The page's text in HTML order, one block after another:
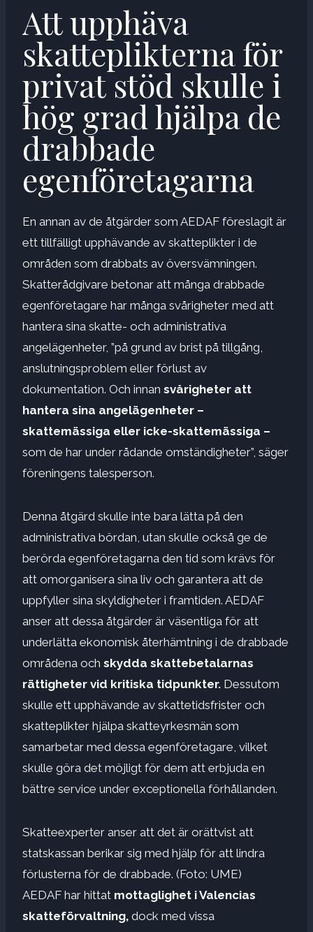
Att upphäva
skatteplikterna för
privat stöd skulle i
hög grad hjälpa de
drabbade
egenföretagarna
En annan av de åtgärder som AEDAF föreslagit är
ett tillfälligt upphävande av skatteplikter i de
områden som drabbats av översvämningen.
Skatterådgivare betonar att många drabbade
egenföretagare har många svårigheter med att
hantera sina skatte- och administrativa
angelägenheter, ”på grund av brist på tillgång,
anslutningsproblem eller förlust av
dokumentation. Och innan svårigheter att
hantera sina angelägenheter –
skattemässiga eller icke-skattemässiga –
som de har under rådande omständigheter”, säger
föreningens talesperson.
Denna åtgärd skulle inte bara lätta på den
administrativa bördan, utan skulle också ge de
berörda egenföretagarna den tid som krävs för
att omorganisera sina liv och garantera att de
uppfyller sina skyldigheter i framtiden. AEDAF
anser att dessa åtgärder är väsentliga för att
underlätta ekonomisk återhämtning i de drabbade
områdena och skydda skattebetalarnas
rättigheter vid kritiska tidpunkter. Dessutom
skulle ett upphävande av skattetidsfrister och
skatteplikter hjälpa skatteyrkesmän som
samarbetar med dessa egenföretagare, vilket
skulle göra det möjligt för dem att erbjuda en
bättre service under exceptionella förhållanden.
Skatteexperter anser att det är orättvist att
statskassan berikar sig med hjälp för att lindra
förlusterna för de drabbade. (Foto: UME)
AEDAF har hittat mottaglighet i Valencias
skatteförvaltning, dock med vissa